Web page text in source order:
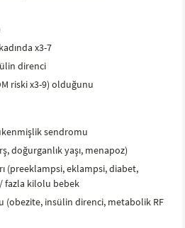
x3-7
direnci
riski x3-9) olduğunu
sendromu
doğurganlık yaşı, menapoz)
(preeklampsi, eklampsi, diabet,
fazla kilolu bebek
(obezite, insülin direnci, metabolik RF